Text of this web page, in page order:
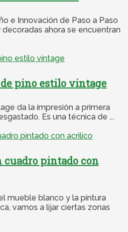
e Innovación de Paso a Paso
ahora se encuentran
pino estilo vintage
da la impresión a primera
Es una técnica de ...
cuadro pintado con
mueble blanco y la pintura
vamos a lijar ciertas zonas